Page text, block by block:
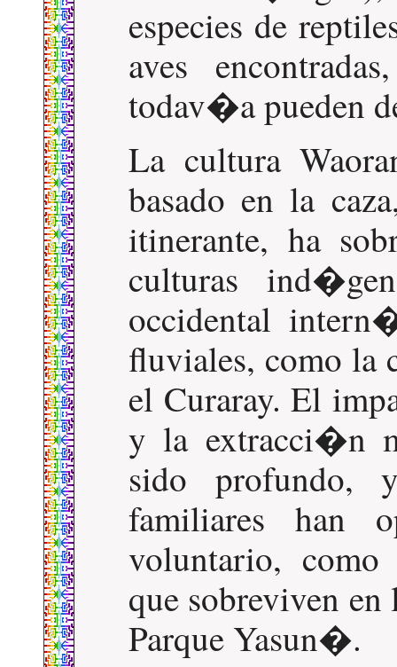
especies de
aves
todav�a pueden
La cultura
basado en la
itinerante, ha
culturas
occidental
fluviales, como la
el Curaray. El
y la extracci�n
sido profundo,
familiares han
voluntario,
que sobreviven
Parque Yasun�.